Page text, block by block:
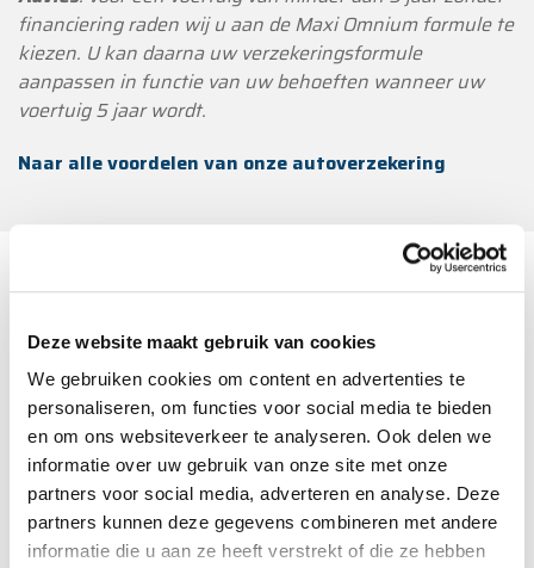
Deze website maakt gebruik van cookies
We gebruiken cookies om content en advertenties te
personaliseren, om functies voor social media te bieden
en om ons websiteverkeer te analyseren. Ook delen we
informatie over uw gebruik van onze site met onze
partners voor social media, adverteren en analyse. Deze
partners kunnen deze gegevens combineren met andere
informatie die u aan ze heeft verstrekt of die ze hebben
financiering raden wij u aan de Maxi Omnium formule te
kiezen. U kan daarna uw verzekeringsformule
aanpassen in functie van uw behoeften wanneer uw
voertuig 5 jaar wordt.
Naar alle voordelen van onze autoverzekering
Wettelijk Vermelding
Het contract voor deze verzekering wordt
afgesloten voor een periode van één jaar en wordt
elk jaar stilzwijgend verlengd.
Om uw risicoprofiel te bepalen, hanteren we
enkele segmentatiecriteria
Alle informatie over de diensten en producten op
deze website is onderworpen aan de regels van de
Belgische wetgeving.